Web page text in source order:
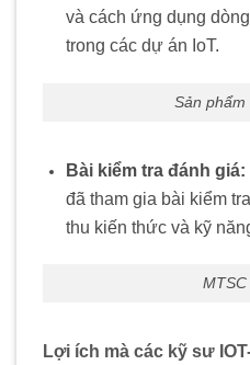
và cách ứng dụng
trong các dự án IoT.
Sản phẩm
Bài kiểm tra đánh giá:
đã tham gia bài kiểm tra
thu kiến thức và kỹ
MTSC
Lợi ích mà các kỹ sư